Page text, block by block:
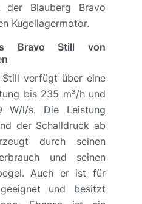
Blauberg Bravo
Kugellagermotor.
Bravo Still von
Still verfügt über eine
bis 235 m³/h und
W/l/s. Die Leistung
der Schalldruck ab
durch seinen
und seinen
Auch er ist für
und besitzt